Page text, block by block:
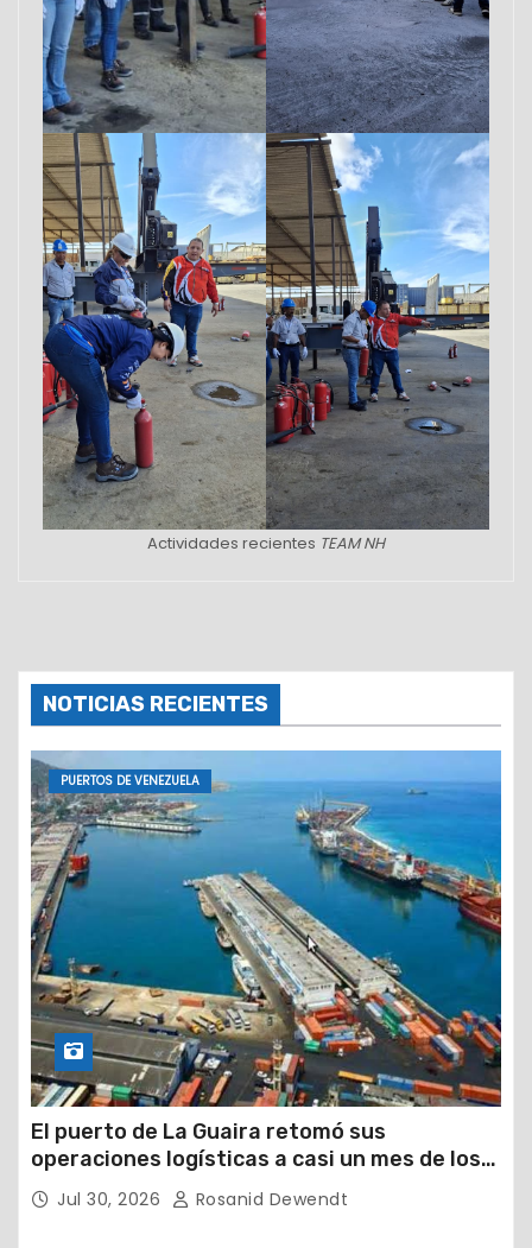
Actividades recientes TEAM NH
NOTICIAS RECIENTES
PUERTOS DE VENEZUELA
El puerto de La Guaira retomó sus
operaciones logísticas a casi un mes de los
devastadores terremotos
Jul 30, 2026 Rosanid Dewendt